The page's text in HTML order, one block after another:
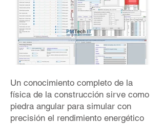
Un conocimiento completo de la
física de la construcción sirve como
piedra angular para simular con
precisión el rendimiento energético